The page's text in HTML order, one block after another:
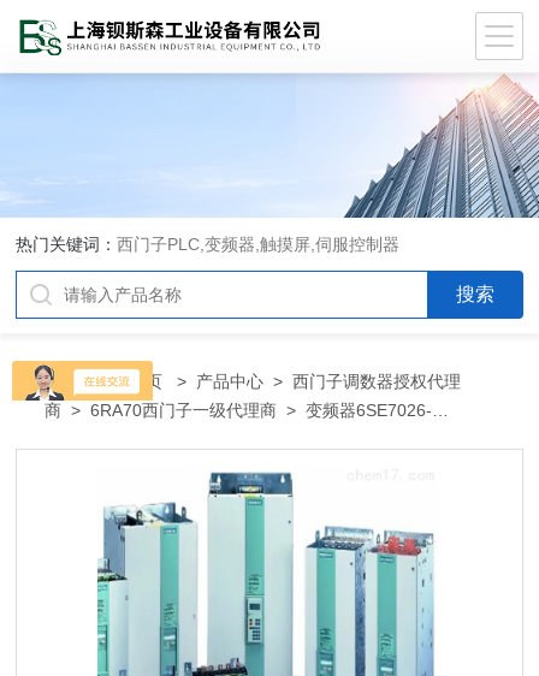
热门关键词：西门子PLC,变频器,触摸屏,伺服控制器
当前位置：首页 > 产品中心 >西门子调数器授权代理
商 >6RA70西门子一级代理商 > 变频器6SE7026-